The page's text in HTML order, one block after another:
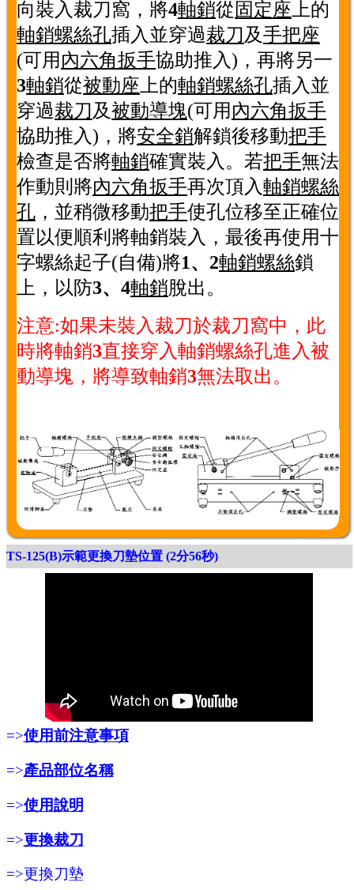
向裝入裁刀窩，將4軸銷從 固定座上的
軸銷螺絲孔插入並穿過裁刀及手把座
(可用 內六角扳手協助推入)，再將另一
3軸銷從被動座上的軸銷螺絲孔插入並
穿過裁刀及被動導塊(可用 內六角扳手
協助推入)，將安全銷解鎖後移動把手
檢查是否將軸銷確實裝入。若把手無法
作動則將內六角扳手再次頂入軸銷螺絲
孔 ，並稍微移動把手使孔位移至正確位
置以便順利將軸銷裝入，最後再使用十
字螺絲起子(自備)將1、 2軸銷螺絲鎖
上，以防3、 4軸銷脫出。
注意:如果未裝入裁刀於裁刀窩中，此
時將軸銷3直接穿入軸銷螺絲孔進入被
動導塊，將導致軸銷3無法取出。
TS-125(B)示範更換刀墊位置 (2分56秒)
=>使用前注意事項
=>產品部位名稱
=>使用說明
=>更換裁刀
=>更換刀墊